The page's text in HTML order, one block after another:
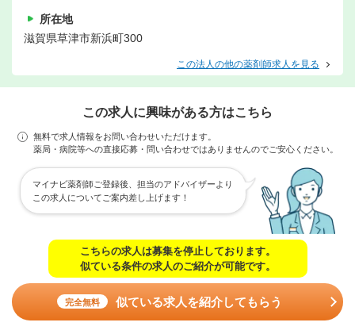
所在地
滋賀県草津市新浜町300
この法人の他の薬剤師求人を見る
この求人に興味がある方はこちら
無料で求人情報をお問い合わせいただけます。
薬局・病院等への直接応募・問い合わせではありませんのでご安心ください。
マイナビ薬剤師ご登録後、担当のアドバイザーより
この求人についてご案内差し上げます！
こちらの求人は募集を停止しております。
似ている条件の求人のご紹介が可能です。
完全無料 似ている求人を紹介してもらう